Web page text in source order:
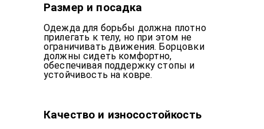
Размер и посадка
Одежда для борьбы должна плотно
прилегать к телу, но при этом не
ограничивать движения. Борцовки
должны сидеть комфортно,
обеспечивая поддержку стопы и
устойчивость на ковре.
Качество и износостойкость